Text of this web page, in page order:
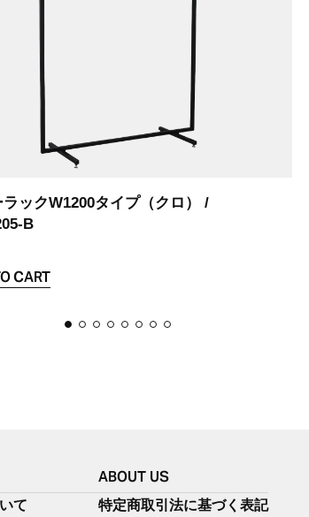
ックW1200タイプ（クロ） /
B
CART
て
ABOUT US
特定商取引法に基づく表記